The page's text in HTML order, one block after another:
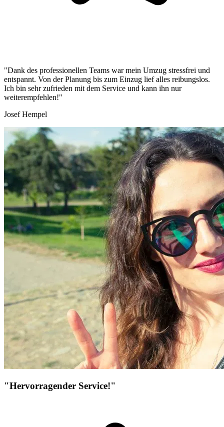
"Dank des professionellen Teams war mein Umzug stressfrei und
entspannt. Von der Planung bis zum Einzug lief alles reibungslos.
Ich bin sehr zufrieden mit dem Service und kann ihn nur
weiterempfehlen!"
Josef Hempel
"Hervorragender Service!"